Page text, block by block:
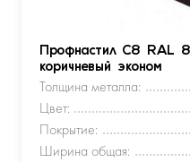
Профнастил С8 RAL
коричневый эконом
Толщина металла:
Цвет:
Покрытие:
Ширина общая: